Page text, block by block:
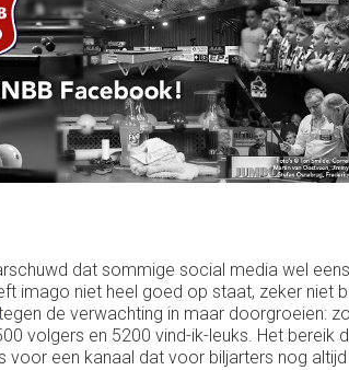
dat sommige social media wel
imago niet heel goed op staat, zeker niet
de verwachting in maar doorgroeien:
volgers en 5200 vind-ik-leuks. Het
een kanaal dat voor biljarters nog